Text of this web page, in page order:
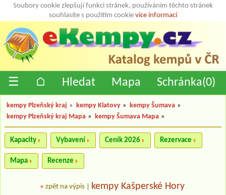
Soubory cookie zlepšují funkci stránek, používáním těchto stránek
souhlasíte s použitím cookie více informací
☰ ⌂ Hledat Mapa Schránka(0)
kempy Plzeňský kraj » kempy Klatovy » kempy Šumava »
kempy Plzeňský kraj Mapa » kempy Šumava Mapa »
Kapacity Vybavení Ceník 2026 Rezervace
Mapa Recenze
« zpět na výpis kempy Kašperské Hory